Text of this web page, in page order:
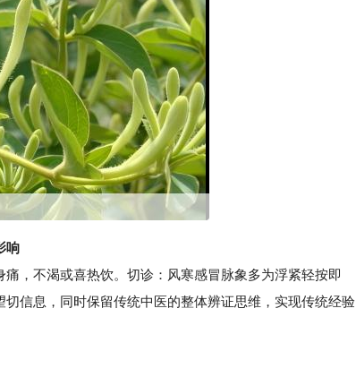
响
不渴或喜热饮。切诊：风寒感冒脉象多为浮紧轻按即
信息，同时保留传统中医的整体辨证思维，实现传统经验